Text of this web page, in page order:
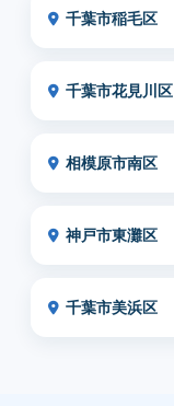
千葉市稲毛区
千葉市花見川区
相模原市南区
神戸市東灘区
千葉市美浜区